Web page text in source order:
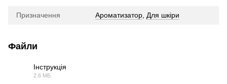
Призначення Ароматизатор Для шкіри
Файли
Інструкція
2.6 МБ